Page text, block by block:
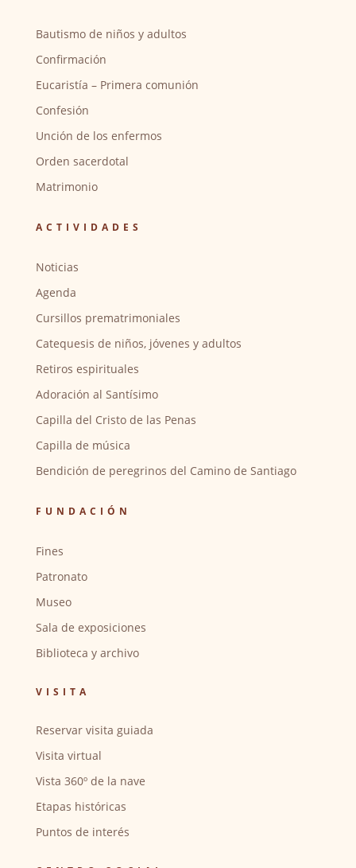
Bautismo de niños y adultos
Confirmación
Eucaristía – Primera comunión
Confesión
Unción de los enfermos
Orden sacerdotal
Matrimonio
ACTIVIDADES
Noticias
Agenda
Cursillos prematrimoniales
Catequesis de niños, jóvenes y adultos
Retiros espirituales
Adoración al Santísimo
Capilla del Cristo de las Penas
Capilla de música
Bendición de peregrinos del Camino de Santiago
FUNDACIÓN
Fines
Patronato
Museo
Sala de exposiciones
Biblioteca y archivo
VISITA
Reservar visita guiada
Visita virtual
Vista 360º de la nave
Etapas históricas
Puntos de interés